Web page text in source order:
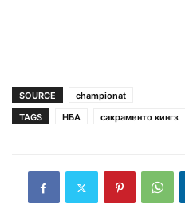
SOURCE
championat
TAGS
НБА сакраменто кингз